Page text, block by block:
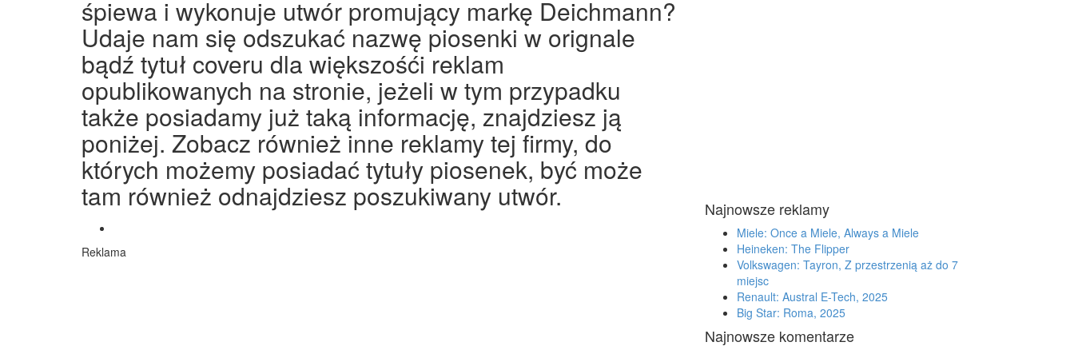
śpiewa i wykonuje utwór promujący markę Deichmann?
Udaje nam się odszukać nazwę piosenki w orignale
bądź tytuł coveru dla większośći reklam
opublikowanych na stronie, jeżeli w tym przypadku
także posiadamy już taką informację, znajdziesz ją
poniżej. Zobacz również inne reklamy tej firmy, do
których możemy posiadać tytuły piosenek, być może
tam również odnajdziesz poszukiwany utwór.
Reklama
Najnowsze reklamy
Miele: Once a Miele, Always a Miele
Heineken: The Flipper
Volkswagen: Tayron, Z przestrzenią aż do 7
miejsc
Renault: Austral E-Tech, 2025
Big Star: Roma, 2025
Najnowsze komentarze